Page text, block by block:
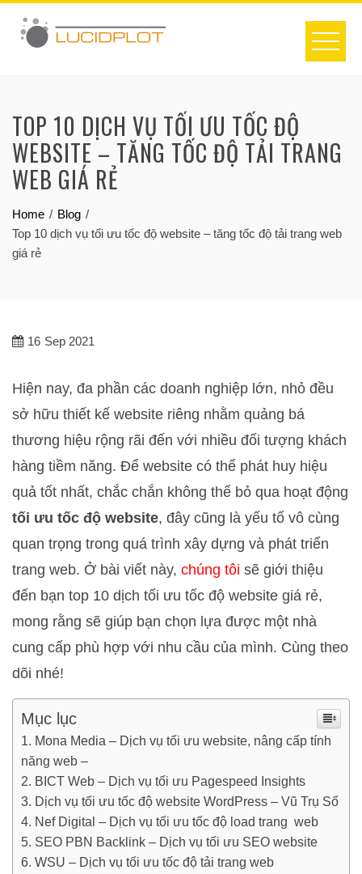
TOP 10 DỊCH VỤ TỐI ƯU TỐC ĐỘ
WEBSITE – TĂNG TỐC ĐỘ TẢI TRANG
WEB GIÁ RẺ
Home
Blog
Top 10 dịch vụ tối ưu tốc độ website – tăng tốc độ tải trang web
giá rẻ
16 Sep 2021
Hiện nay, đa phần các doanh nghiệp lớn, nhỏ đều
sở hữu thiết kế website riêng nhằm quảng bá
thương hiệu rộng rãi đến với nhiều đối tượng khách
hàng tiềm năng. Để website có thể phát huy hiệu
quả tốt nhất, chắc chắn không thể bỏ qua hoạt động
tối ưu tốc độ website, đây cũng là yếu tố vô cùng
quan trọng trong quá trình xây dựng và phát triển
trang web. Ở bài viết này, chúng tôi sẽ giới thiệu
đến bạn top 10 dịch tối ưu tốc độ website giá rẻ,
mong rằng sẽ giúp bạn chọn lựa được một nhà
cung cấp phù hợp với nhu cầu của mình. Cùng theo
dõi nhé!
Mục lục
Mona Media – Dịch vụ tối ưu website, nâng cấp tính
năng web –
BICT Web – Dịch vụ tối ưu Pagespeed Insights
Dịch vụ tối ưu tốc độ website WordPress – Vũ Trụ Số
Nef Digital – Dịch vụ tối ưu tốc độ load trang web
SEO PBN Backlink – Dịch vụ tối ưu SEO website
WSU – Dịch vụ tối ưu tốc độ tải trang web